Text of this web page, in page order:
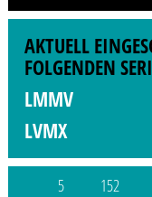
AKTUELL
FOLGENDEN
LMMV
LVMX
5 152